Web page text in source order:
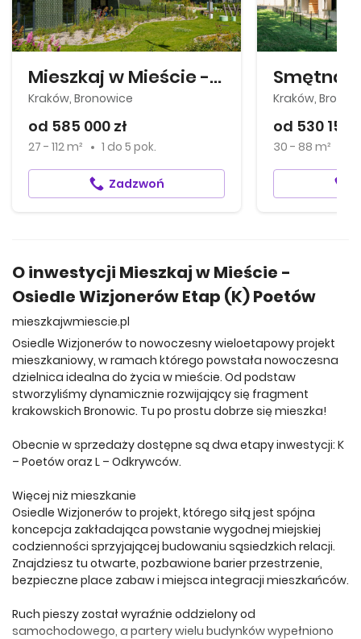
Mieszkaj w Mieście - Osiedle Wizjonerów Etap (L) Odkrywców
Kraków, Bronowice
od 585 000 zł
27 - 112 m² 1 do 5 pok.
Zadzwoń
Smętna
Kraków,
od 530 153
30 - 88 m²
O inwestycji Mieszkaj w Mieście -
Osiedle Wizjonerów Etap (K) Poetów
mieszkajwmiescie.pl
Osiedle Wizjonerów to nowoczesny wieloetapowy projekt
mieszkaniowy, w ramach którego powstała nowoczesna
dzielnica idealna do życia w mieście. Od podstaw
stworzyliśmy dynamicznie rozwijający się fragment
krakowskich Bronowic. Tu po prostu dobrze się mieszka!
Obecnie w sprzedaży dostępne są dwa etapy inwestycji: K
– Poetów oraz L – Odkrywców.
Więcej niż mieszkanie
Osiedle Wizjonerów to projekt, którego siłą jest spójna
koncepcja zakładająca powstanie wygodnej miejskiej
codzienności sprzyjającej budowaniu sąsiedzkich relacji.
Znajdziesz tu otwarte, pozbawione barier przestrzenie,
bezpieczne place zabaw i miejsca integracji mieszkańców.
Ruch pieszy został wyraźnie oddzielony od
samochodowego, a partery wielu budynków wypełniono